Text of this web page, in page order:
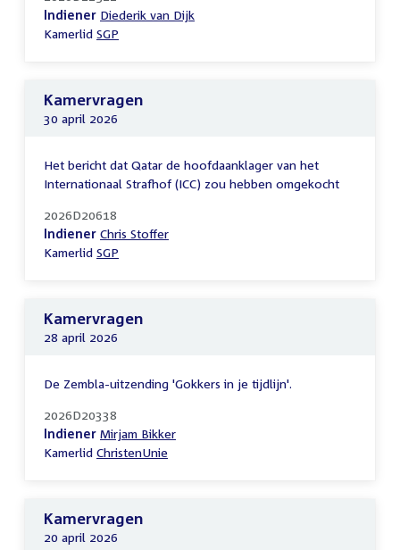
Indiener Diederik van Dijk
Kamerlid SGP
Kamervragen
30 april 2026
Het bericht dat Qatar de hoofdaanklager van het
Internationaal Strafhof (ICC) zou hebben omgekocht
2026D20618
Indiener Chris Stoffer
Kamerlid SGP
Kamervragen
28 april 2026
De Zembla-uitzending 'Gokkers in je tijdlijn'.
2026D20338
Indiener Mirjam Bikker
Kamerlid ChristenUnie
Kamervragen
20 april 2026